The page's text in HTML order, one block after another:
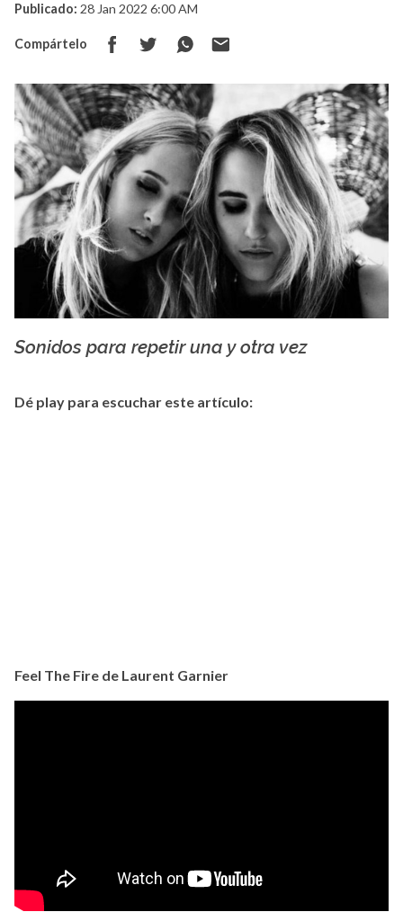
Publicado: 28 Jan 2022 6:00 AM
Compártelo
Sonidos para repetir una y otra vez
Dé play para escuchar este artículo:
Feel The Fire de Laurent Garnier